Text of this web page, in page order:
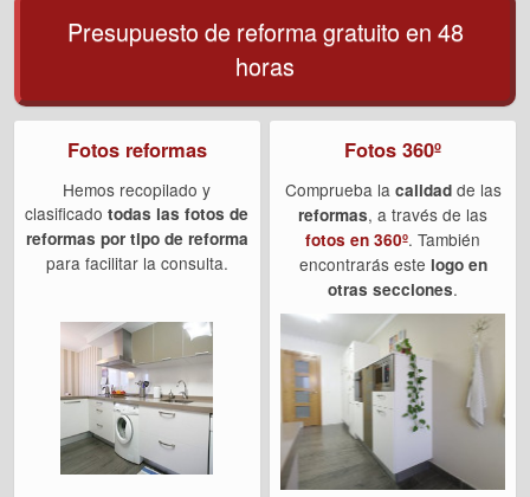
Presupuesto de reforma gratuito en 48
horas
Fotos reformas
Hemos recopilado y
clasificadotodas las fotos de
reformas por tipo de reforma
para facilitar la consulta.
Fotos 360º
Comprueba la calidadde las
reformas, a través de las
fotos en 360º. También
encontrarás este logo en
otras secciones.